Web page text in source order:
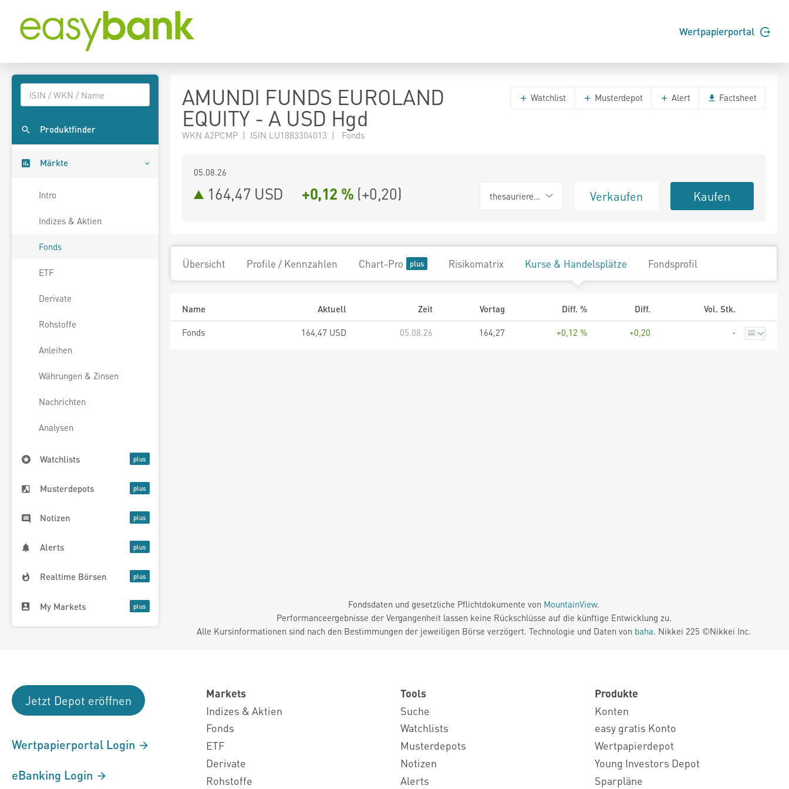
Wertpapierportal
Produktfinder
Märkte
Intro
Indizes & Aktien
Fonds
ETF
Derivate
Rohstoffe
Anleihen
Währungen & Zinsen
Nachrichten
Analysen
Watchlists
Musterdepots
Notizen
Alerts
Realtime Börsen
My Markets
AMUNDI FUNDS EUROLAND
EQUITY - A USD Hgd
WKN A2PCMP | ISIN LU1883304013 | Fonds
Watchlist Musterdepot Alert Factsheet
05.08.26
164,47 USD +0,12 % (+0,20) thesaurierend Verkaufen Kaufen
Übersicht Profile / Kennzahlen Chart-Pro Risikomatrix Kurse & Handelsplätze Fondsprofil
Name Aktuell Zeit Vortag Diff. % Diff.
Vol. Stk.
Fonds
164,47 USD 05.08.26 164,27 +0,12 % +0,20 -
Fondsdaten und gesetzliche Pflichtdokumente von MountainView.
Performanceergebnisse der Vergangenheit lassen keine Rückschlüsse auf die künftige Entwicklung zu.
Alle Kursinformationen sind nach den Bestimmungen der jeweiligen Börse verzögert. Technologie und Daten von baha. Nikkei 225 ©Nikkei Inc.
Jetzt Depot eröffnen
Wertpapierportal Login
eBanking Login
Markets
Indizes & Aktien
Fonds
ETF
Derivate
Rohstoffe
Tools
Suche
Watchlists
Musterdepots
Notizen
Alerts
Produkte
Konten
easy gratis Konto
Wertpapierdepot
Young Investors Depot
Sparpläne